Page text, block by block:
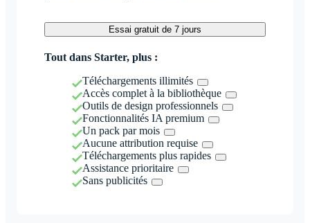
Essai gratuit de 7 jours
Tout dans Starter, plus :
Téléchargements illimités
Accès complet à la bibliothèque
Outils de design professionnels
Fonctionnalités IA premium
Un pack par mois
Aucune attribution requise
Téléchargements plus rapides
Assistance prioritaire
Sans publicités